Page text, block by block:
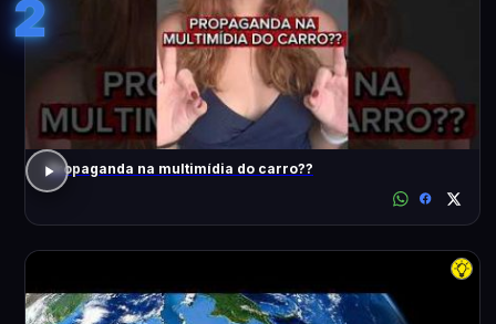
2
Propaganda na multimídia do carro??